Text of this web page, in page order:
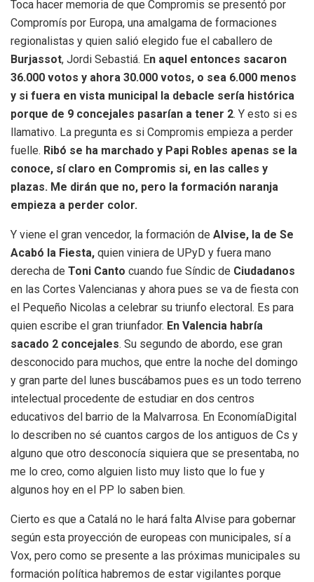
Toca hacer memoria de que Compromis se presentó por
Compromís por Europa, una amalgama de formaciones
regionalistas y quien salió elegido fue el caballero de
Burjassot, Jordi Sebastiá. En aquel entonces sacaron
36.000 votos y ahora 30.000 votos, o sea 6.000 menos
y si fuera en vista municipal la debacle sería histórica
porque de 9 concejales pasarían a tener 2. Y esto si es
llamativo. La pregunta es si Compromis empieza a perder
fuelle. Ribó se ha marchado y Papi Robles apenas se la
conoce, sí claro en Compromis si, en las calles y
plazas. Me dirán que no, pero la formación naranja
empieza a perder color.
Y viene el gran vencedor, la formación de Alvise, la de Se
Acabó la Fiesta, quien viniera de UPyD y fuera mano
derecha de Toni Canto cuando fue Síndic de Ciudadanos
en las Cortes Valencianas y ahora pues se va de fiesta con
el Pequeño Nicolas a celebrar su triunfo electoral. Es para
quien escribe el gran triunfador. En Valencia habría
sacado 2 concejales. Su segundo de abordo, ese gran
desconocido para muchos, que entre la noche del domingo
y gran parte del lunes buscábamos pues es un todo terreno
intelectual procedente de estudiar en dos centros
educativos del barrio de la Malvarrosa. En EconomíaDigital
lo describen no sé cuantos cargos de los antiguos de Cs y
alguno que otro desconocía siquiera que se presentaba, no
me lo creo, como alguien listo muy listo que lo fue y
algunos hoy en el PP lo saben bien.
Cierto es que a Catalá no le hará falta Alvise para gobernar
según esta proyección de europeas con municipales, sí a
Vox, pero como se presente a las próximas municipales su
formación política habremos de estar vigilantes porque